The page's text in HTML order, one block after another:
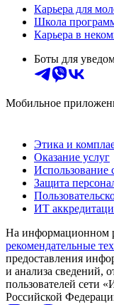
Карьера для
Школа
Карьера в
Боты для
Мобильное
Этика и
Оказание услуг
Использование
Защита
ИТ
На информационном
рекомендательные
предоставления
и анализа сведений,
пользователей сети
Российской